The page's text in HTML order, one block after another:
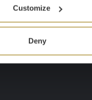
Customize
Deny